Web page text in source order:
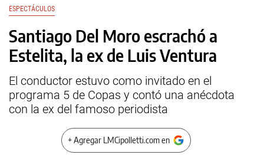
ESPECTÁCULOS
Santiago Del Moro escrachó a
Estelita, la ex de Luis Ventura
El conductor estuvo como invitado en el
programa 5 de Copas y contó una anécdota
con la ex del famoso periodista
+ Agregar LMCipolletti.com en